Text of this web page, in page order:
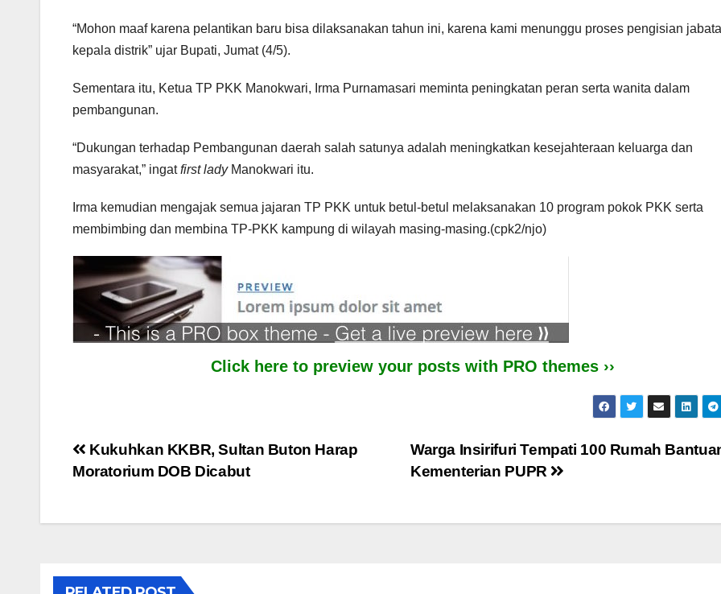
“Mohon maaf karena pelantikan baru bisa dilaksanakan tahun ini, karena kami menunggu proses pengisian
kepala distrik” ujar Bupati, Jumat (4/5).
Sementara itu, Ketua TP PKK Manokwari, Irma Purnamasari meminta peningkatan peran serta wanita dalam
pembangunan.
“Dukungan terhadap Pembangunan daerah salah satunya adalah meningkatkan kesejahteraan keluarga dan
masyarakat,” ingatfirst ladyManokwari itu.
Irma kemudian mengajak semua jajaran TP PKK untuk betul-betul melaksanakan 10 program pokok PKK serta
membimbing dan membina TP-PKK kampung di wilayah masing-masing.(cpk2/njo)
Click here to preview your posts with PRO themes ››
Post
Warga Insirifuri Tempati 100 Rumah
Kementerian PUPR
Kukuhkan KKBR, Sultan Buton Harap
Moratorium DOB Dicabut